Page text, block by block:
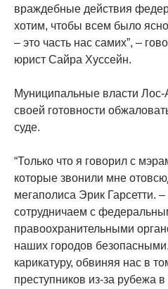
враждебные действия
хотим, чтобы всем было
– это часть нас самих”, –
юрист Сайра Хуссейн.
Муниципальные власти
своей готовности
суде.
“Только что я говорил с
которые звонили мне
мегаполиса Эрик Гарсетти.
сотрудничаем с
правоохранительными
наших городов
карикатуру, обвиняя нас в
преступников из-за рубежа